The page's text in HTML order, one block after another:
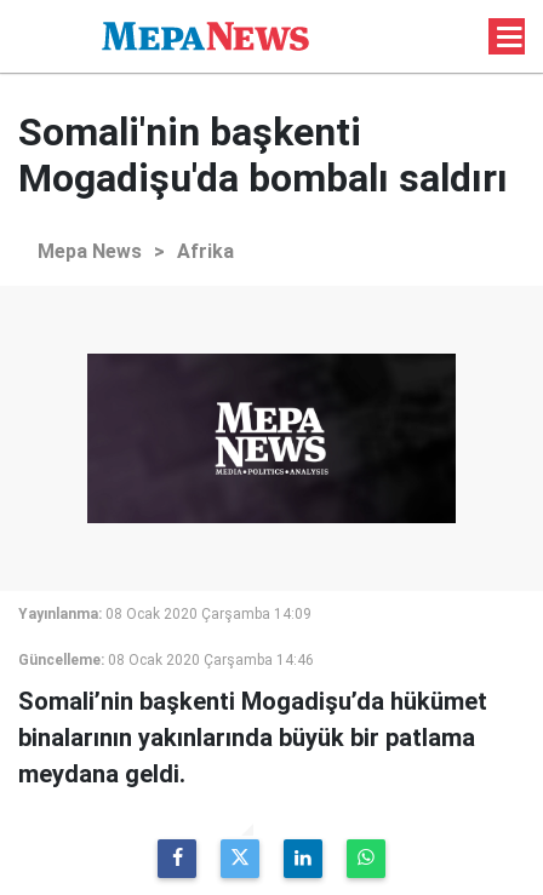
Somali'nin başkenti
Mogadişu'da bombalı saldırı
Mepa News > Afrika
Yayınlanma: 08 Ocak 2020 Çarşamba 14:09
Güncelleme: 08 Ocak 2020 Çarşamba 14:46
Somali’nin başkenti Mogadişu’da hükümet
binalarının yakınlarında büyük bir patlama
meydana geldi.